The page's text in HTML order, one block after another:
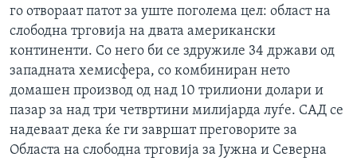
го отвораат патот за уште поголема цел: област на
слободна трговија на двата американски
континенти. Со него би се здружиле 34 држави од
западната хемисфера, со комбиниран нето
домашен производ од над 10 трилиони долари и
пазар за над три четвртини милијарда луѓе. САД се
надеваат дека ќе ги завршат преговорите за
Областа на слободна трговија за Јужна и Северна